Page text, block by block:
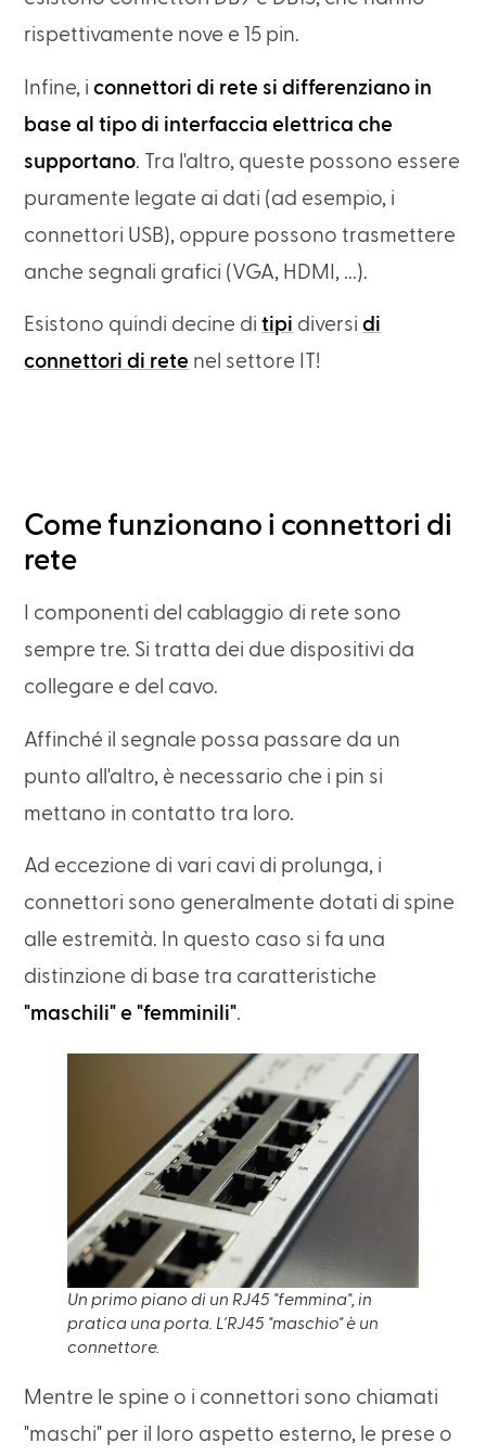
rispettivamente nove e 15 pin.
Infine, iconnettori di rete si differenziano in
base al tipo di interfaccia elettrica che
supportano. Tra l'altro, queste possono essere
puramente legate ai dati (ad esempio, i
connettori USB), oppure possono trasmettere
anche segnali grafici (VGA, HDMI, ...).
Esistono quindi decine ditipi diversidi
connettori di rete nel settore IT!
Come funzionano i connettori di
rete
I componenti del cablaggio di rete sono
sempre tre. Si tratta dei due dispositivi da
collegare e del cavo.
Affinché il segnale possa passare da un
punto all'altro, è necessario che i pin si
mettano in contatto tra loro.
Ad eccezione di vari cavi di prolunga, i
connettori sono generalmente dotati di spine
alle estremità. In questo caso si fa una
distinzione di base tra caratteristiche
"maschili" e "femminili".
Un primo piano di un RJ45 "femmina", in
pratica una porta. L'RJ45 "maschio" è un
connettore.
Mentre le spine o i connettori sono chiamati
"maschi" per il loro aspetto esterno, le prese o